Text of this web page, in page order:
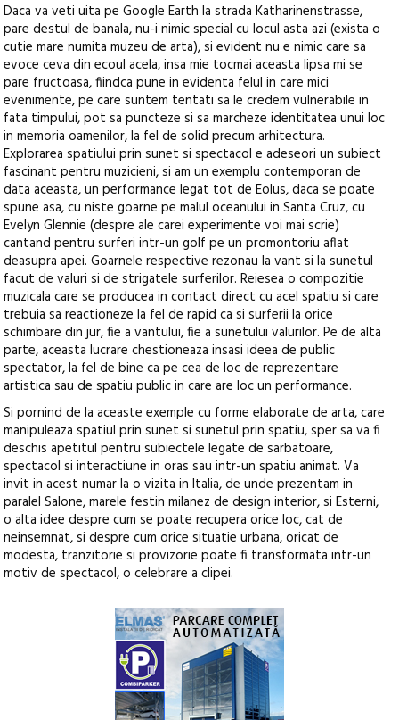
Daca va veti uita pe Google Earth la strada Katharinenstrasse,
pare destul de banala, nu-i nimic special cu locul asta azi (exista o
cutie mare numita muzeu de arta), si evident nu e nimic care sa
evoce ceva din ecoul acela, insa mie tocmai aceasta lipsa mi se
pare fructoasa, fiindca pune in evidenta felul in care mici
evenimente, pe care suntem tentati sa le credem vulnerabile in
fata timpului, pot sa puncteze si sa marcheze identitatea unui loc
in memoria oamenilor, la fel de solid precum arhitectura.
Explorarea spatiului prin sunet si spectacol e adeseori un subiect
fascinant pentru muzicieni, si am un exemplu contemporan de
data aceasta, un performance legat tot de Eolus, daca se poate
spune asa, cu niste goarne pe malul oceanului in Santa Cruz, cu
Evelyn Glennie (despre ale carei experimente voi mai scrie)
cantand pentru surferi intr-un golf pe un promontoriu aflat
deasupra apei. Goarnele respective rezonau la vant si la sunetul
facut de valuri si de strigatele surferilor. Reiesea o compozitie
muzicala care se producea in contact direct cu acel spatiu si care
trebuia sa reactioneze la fel de rapid ca si surferii la orice
schimbare din jur, fie a vantului, fie a sunetului valurilor. Pe de alta
parte, aceasta lucrare chestioneaza insasi ideea de public
spectator, la fel de bine ca pe cea de loc de reprezentare
artistica sau de spatiu public in care are loc un performance.
Si pornind de la aceaste exemple cu forme elaborate de arta, care
manipuleaza spatiul prin sunet si sunetul prin spatiu, sper sa va fi
deschis apetitul pentru subiectele legate de sarbatoare,
spectacol si interactiune in oras sau intr-un spatiu animat. Va
invit in acest numar la o vizita in Italia, de unde prezentam in
paralel Salone, marele festin milanez de design interior, si Esterni,
o alta idee despre cum se poate recupera orice loc, cat de
neinsemnat, si despre cum orice situatie urbana, oricat de
modesta, tranzitorie si provizorie poate fi transformata intr-un
motiv de spectacol, o celebrare a clipei.